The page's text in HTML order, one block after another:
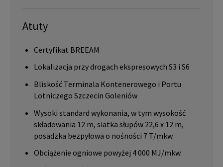
Atuty
Certyfikat BREEAM
Lokalizacja przy drogach ekspresowych S3 i S6
Bliskość Terminala Kontenerowego i Portu
Lotniczego Szczecin Goleniów
Wysoki standard wykonania, w tym wysokość
składowania 12 m, siatka słupów 22,6 x 12 m,
posadzka bezpyłowa o nośności 7 T/mkw.
Obciążenie ogniowe powyżej 4 000 MJ/mkw.